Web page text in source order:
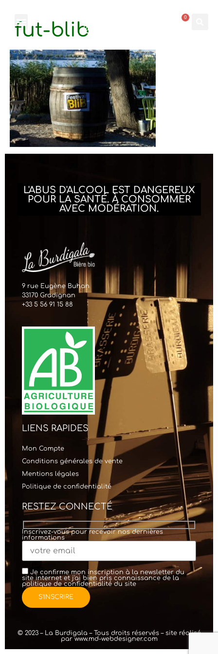
0
fut-blib
L'ABUS D'ALCOOL EST DANGEREUX
POUR LA SANTÉ. À CONSOMMER
AVEC MODÉRATION.
9 rue Eugène Buhan
33170 Gradignan
+33 5 56 91 15 88
LIENS RAPIDES
Mon Compte
Conditions générales de vente
Mentions légales
Politique de confidentialité
RESTEZ CONNECTÉ
Inscrivez-vous pour recevoir nos dernières
informations
Je confirme mon inscription à la newsletter du
site internet et j'ai bien pris connaissance de la
politique de confidentialitédu site
© 2023 – La Burdigala – Tous droits réservés – site réalisé
parwww.md-webdesigner.com
WordPress